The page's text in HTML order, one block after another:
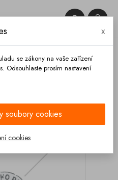


x
se zákony na vaše zařízení
Odsouhlaste prosím nastavení
soubory cookies
cookies